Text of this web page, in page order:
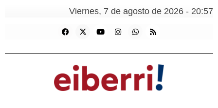
Viernes, 7 de agosto de 2026 - 20:57